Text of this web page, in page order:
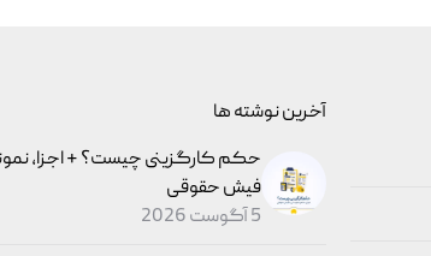
آخرین نوشته ها
حکم کارگزینی چیست؟ + اجزا،
فیش حقوقی
5 آگوست 2026